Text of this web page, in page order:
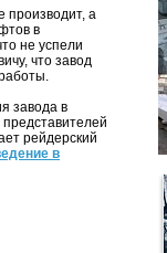
производит, а
в
не успели
что завод
завода в
рейдерский
в